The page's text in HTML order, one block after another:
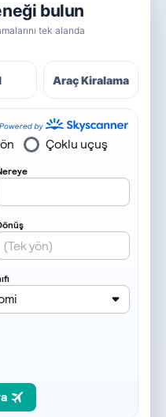
bulun
tek alanda
Araç Kiralama